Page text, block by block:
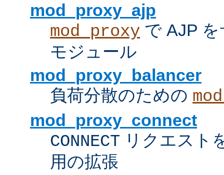
mod_proxy_ajp
mod_proxy で AJP
モジュール
mod_proxy_balancer
負荷分散のための
mod_proxy_connect
CONNECT リクエスト
用の拡張